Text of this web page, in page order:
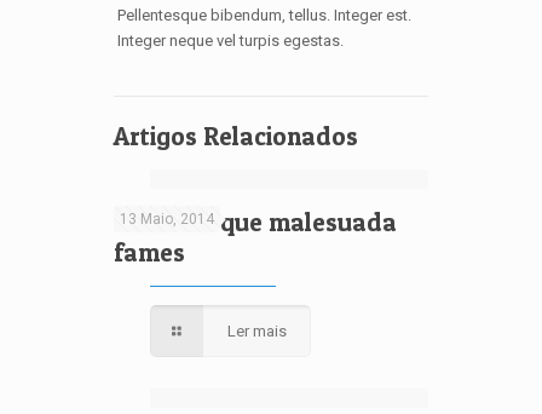
Pellentesque bibendum, tellus. Integer est.
Integer neque vel turpis egestas.
Artigos Relacionados
13 Maio, 2014
Pellentesque malesuada
fames
Ler mais